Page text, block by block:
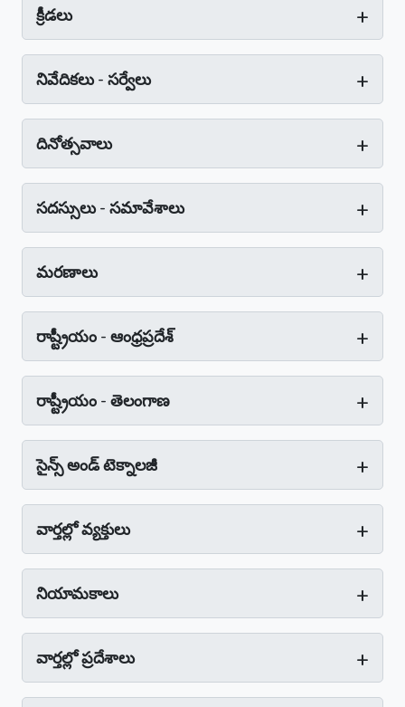
క్రీడలు +
నివేదికలు - సర్వేలు +
దినోత్సవాలు +
సదస్సులు - సమావేశాలు +
మరణాలు +
రాష్ట్రీయం - ఆంధ్రప్రదేశ్‌ +
రాష్ట్రీయం - తెలంగాణ +
సైన్స్‌ అండ్‌ టెక్నాలజీ +
వార్తల్లో వ్యక్తులు +
నియామకాలు +
వార్తల్లో ప్రదేశాలు +